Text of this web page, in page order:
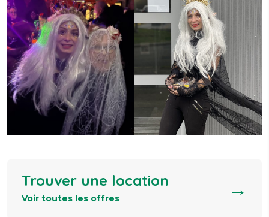
Trouver une location
Voir toutes les offres →